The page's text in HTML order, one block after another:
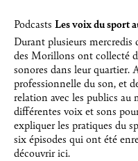
Podcasts Les voix du sport
Durant plusieurs mercredis
des Morillons ont collecté
sonores dans leur quartier.
professionnelle du son, et
relation avec les publics au
différentes voix et sons
expliquer les pratiques du
six épisodes qui ont été
découvrir ici.